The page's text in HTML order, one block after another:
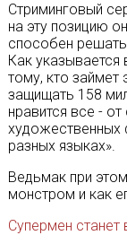
Стриминговый
на эту позицию
способен
Как указывается
тому, кто займет
защищать 158
нравится все -
художественных
разных языках».
Ведьмак при
монстром и как
Супермен